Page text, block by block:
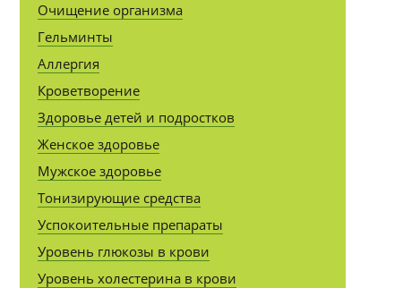
Очищение организма
Гельминты
Аллергия
Кроветворение
Здоровье детей и подростков
Женское здоровье
Мужское здоровье
Тонизирующие средства
Успокоительные препараты
Уровень глюкозы в крови
Уровень холестерина в крови